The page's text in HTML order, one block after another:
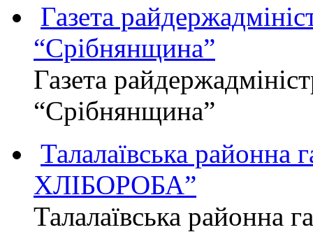
Газета
“Срібнянщина”
Газета
“Срібнянщина”
Талалаївська
ХЛІБОРОБА”
Талалаївська